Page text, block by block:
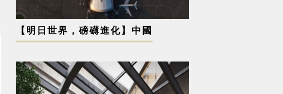
【明日世界，磅礴進化】中國